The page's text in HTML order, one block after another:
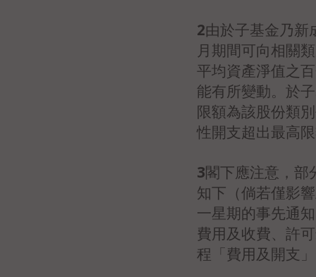
2由於子基金乃新
月期間可向相關
平均資產淨值之
能有所變動。於
限額為該股份類
性開支超出最高
3閣下應注意，部
知下（倘若僅影
一星期的事先通
費用及收費、許
程「費用及開支